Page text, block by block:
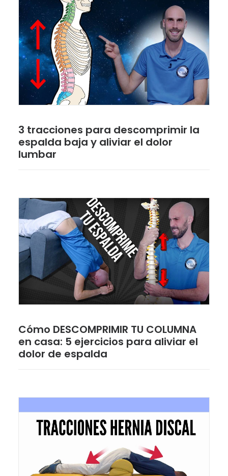
3 tracciones para descomprimir la
espalda baja y aliviar el dolor
lumbar
Cómo DESCOMPRIMIR TU COLUMNA
en casa: 5 ejercicios para aliviar el
dolor de espalda